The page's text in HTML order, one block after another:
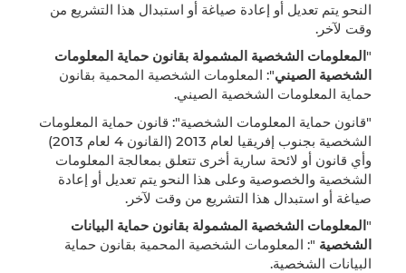
النحو يتم تعديل أو إعادة صياغة أو استبدال هذا التشريع من
وقت لآخر.
" المعلومات الشخصية المشمولة بقانون حماية المعلومات
الشخصية الصيني": المعلومات الشخصية المحمية بقانون
حماية المعلومات الشخصية الصيني.
"قانون حماية المعلومات الشخصية": قانون حماية المعلومات
الشخصية بجنوب إفريقيا لعام 2013 (القانون 4 لعام 2013)
وأي قانون أو لائحة سارية أخرى تتعلق بمعالجة المعلومات
الشخصية والخصوصية وعلى هذا النحو يتم تعديل أو إعادة
صياغة أو استبدال هذا التشريع من وقت لآخر.
"المعلومات الشخصية المشمولة بقانون حماية البيانات
الشخصية ": المعلومات الشخصية المحمية بقانون حماية
البيانات الشخصية.